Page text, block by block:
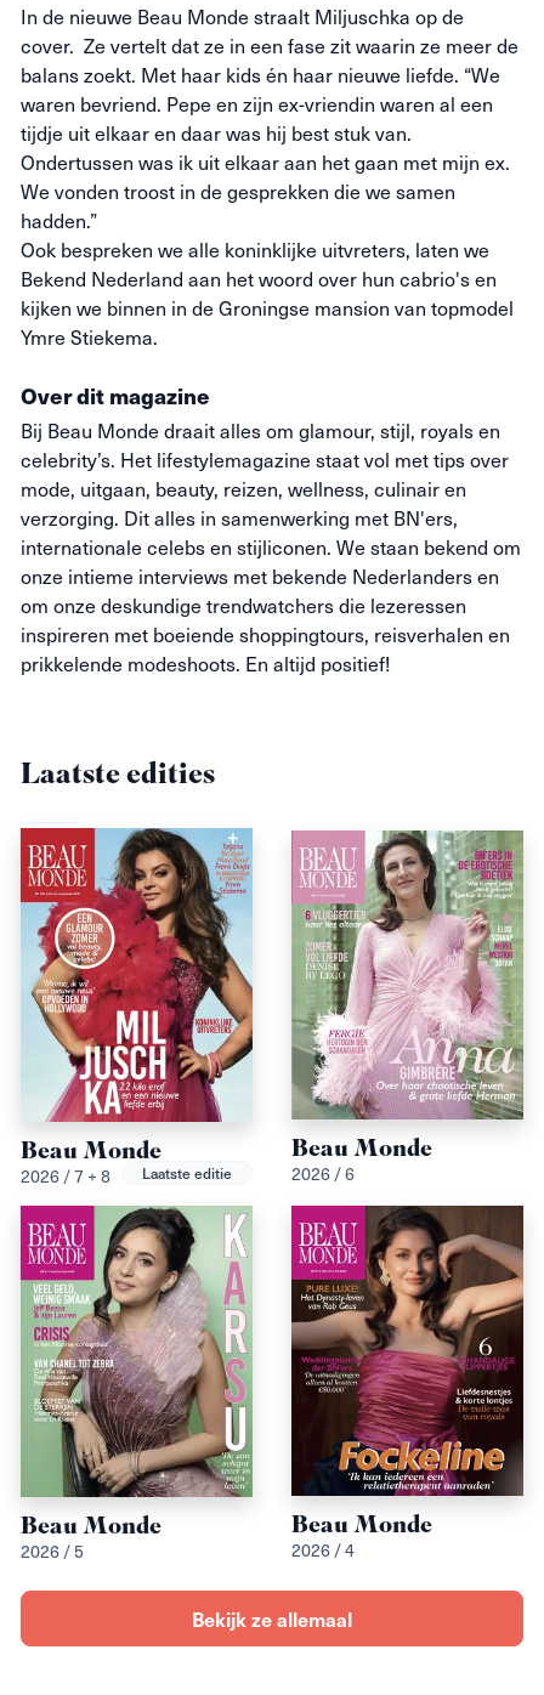
In de nieuwe Beau Monde straalt Miljuschka op de
cover. Ze vertelt dat ze in een fase zit waarin ze meer de
balans zoekt. Met haar kids én haar nieuwe liefde. “We
waren bevriend. Pepe en zijn ex-vriendin waren al een
tijdje uit elkaar en daar was hij best stuk van.
Ondertussen was ik uit elkaar aan het gaan met mijn ex.
We vonden troost in de gesprekken die we samen
hadden.”
Ook bespreken we alle koninklijke uitvreters, laten we
Bekend Nederland aan het woord over hun cabrio's en
kijken we binnen in de Groningse mansion van topmodel
Ymre Stiekema.
Over dit magazine
Bij Beau Monde draait alles om glamour, stijl, royalsen
celebrity’s. Het lifestylemagazine staat vol met tips over
mode, uitgaan, beauty, reizen, wellness, culinair en
verzorging. Dit alles in samenwerking met BN'ers,
internationale celebsen stijliconen. We staan bekend om
onze intieme interviews met bekende Nederlanders en
om onze deskundige trendwatchersdie lezeressen
inspireren met boeiende shoppingtours, reisverhalen en
prikkelende modeshoots. En altijd positief!
Laatste edities
Beau Monde
2026 / 7 + 8 Laatste editie
Beau Monde
2026 / 6
Beau Monde
2026 / 5
Beau Monde
2026 / 4
Bekijk ze allemaal